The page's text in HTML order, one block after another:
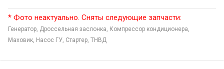
* Фото неактуально. Сняты следующие запчасти:
Генератор, Дроссельная заслонка, Компрессор кондиционера,
Маховик, Насос ГУ, Стартер, ТНВД